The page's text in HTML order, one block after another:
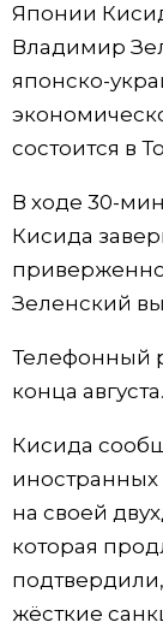
Разделы
Люди
Политика
Экономика
Культура
Жизнь
Технологии
Популярные
Японский
Семья
Японии
Владимир
японско-
состоится в
В ходе 30-
Кисида
Зеленский
Телефонный
конца августа.
Кисида
на своей
которая
жёсткие